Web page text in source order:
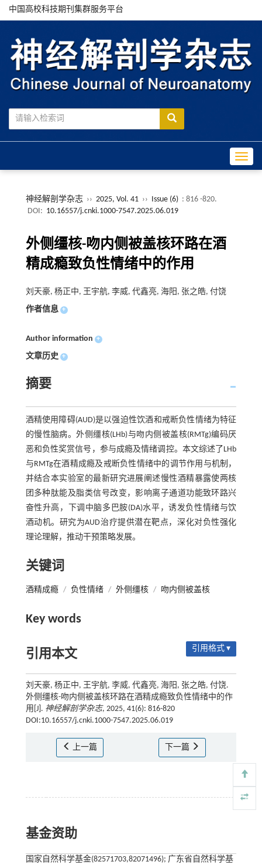
中国高校科技期刊集群服务平台
神经解剖学杂志 ›› 2025, Vol. 41 ›› Issue (6) : 816 -820.
DOI: 10.16557/j.cnki.1000-7547.2025.06.019
外侧缰核-吻内侧被盖核环路在酒
精成瘾致负性情绪中的作用
刘天豪, 杨正中, 王宇航, 李威, 代鑫亮, 海阳, 张之皓, 付饶
作者信息 +
Author information +
文章历史 +
摘要
酒精使用障碍(AUD)是以强迫性饮酒和戒断负性情绪为特征
的慢性脑病。外侧缰核(LHb)与吻内侧被盖核(RMTg)编码厌
恶和负性奖赏信号，参与成瘾及情绪调控。本文综述了LHb
与RMTg在酒精成瘾及戒断负性情绪中的调节作用与机制，
并结合本实验室的最新研究进展阐述慢性酒精暴露使两核
团多种肽能及脂类信号改变，影响离子通道功能致环路兴
奋性升高，下调中脑多巴胺(DA)水平，诱发负性情绪与饮
酒动机。研究为AUD治疗提供潜在靶点，深化对负性强化
理论理解，推动干预策略发展。
关键词
酒精成瘾 / 负性情绪 / 外侧缰核 / 吻内侧被盖核
Key words
引用本文 引用格式 ▾
刘天豪, 杨正中, 王宇航, 李威, 代鑫亮, 海阳, 张之皓, 付饶.
外侧缰核-吻内侧被盖核环路在酒精成瘾致负性情绪中的作
用[J]. 神经解剖学杂志, 2025, 41(6): 816-820
DOI:10.16557/j.cnki.1000-7547.2025.06.019
上一篇 下一篇
基金资助
国家自然科学基金(82571703,82071496); 广东省自然科学基